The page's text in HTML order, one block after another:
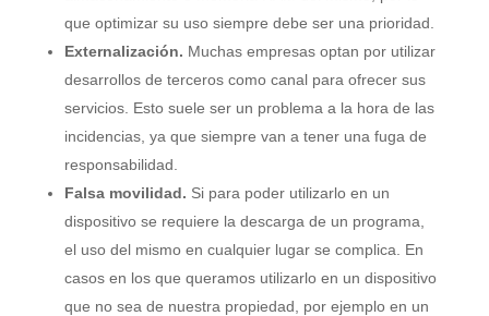
que optimizar su uso siempre debe ser una prioridad.
Externalización. Muchas empresas optan por utilizar
desarrollos de terceros como canal para ofrecer sus
servicios. Esto suele ser un problema a la hora de las
incidencias, ya que siempre van a tener una fuga de
responsabilidad.
Falsa movilidad. Si para poder utilizarlo en un
dispositivo se requiere la descarga de un programa,
el uso del mismo en cualquier lugar se complica. En
casos en los que queramos utilizarlo en un dispositivo
que no sea de nuestra propiedad, por ejemplo en un